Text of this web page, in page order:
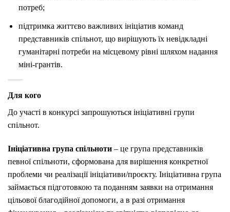
потреб;
підтримка життєво важливих ініціатив команд
представників спільнот, що вирішують їх невідкладні
гуманітарні потреби на місцевому рівні шляхом надання
міні-грантів.
Для кого
До участі в конкурсі запрошуються ініціативні групи
спільнот.
Ініціативна група спільноти – це група представників
певної спільноти, сформована для вирішення конкретної
проблеми чи реалізації ініціативи/проєкту. Ініціативна група
займається підготовкою та поданням заявки на отримання
цільової благодійної допомоги, а в разі отримання